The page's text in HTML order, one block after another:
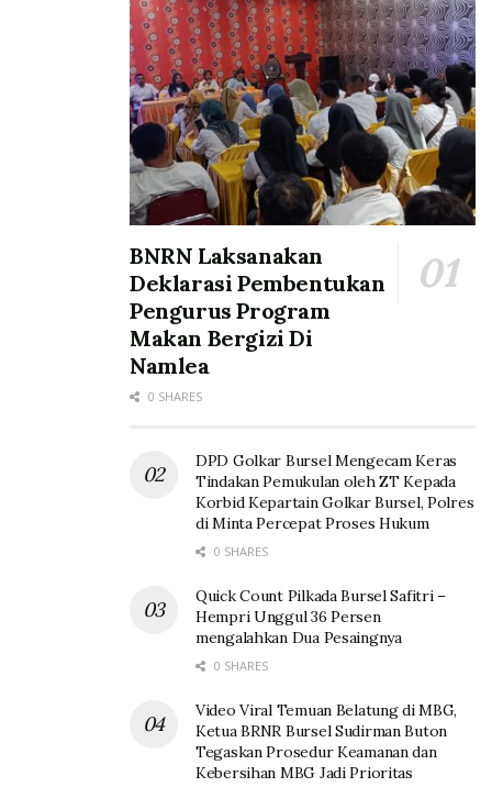
BNRN Laksanakan
Deklarasi Pembentukan
Pengurus Program
Makan Bergizi Di
Namlea
0 SHARES
DPD Golkar Bursel Mengecam Keras
Tindakan Pemukulan oleh ZT Kepada
Korbid Kepartain Golkar Bursel, Polres
di Minta Percepat Proses Hukum
0 SHARES
Quick Count Pilkada Bursel Safitri –
Hempri Unggul 36 Persen
mengalahkan Dua Pesaingnya
0 SHARES
Video Viral Temuan Belatung di MBG,
Ketua BRNR Bursel Sudirman Buton
Tegaskan Prosedur Keamanan dan
Kebersihan MBG Jadi Prioritas